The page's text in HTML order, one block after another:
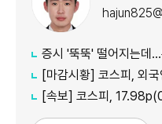
증시 '뚝뚝' 떨어지는데
[마감시황] 코스피, 외국인
[속보] 코스피,